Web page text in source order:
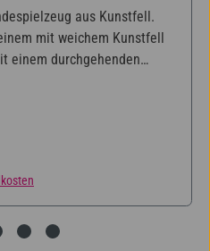
von 3 von 5 Sternen
aus Kunstfell.
mit weichem Kunstfell
einem durchgehenden
als Wurf- oder